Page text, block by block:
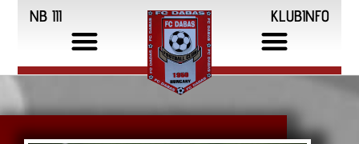
NB III KLUBINFO